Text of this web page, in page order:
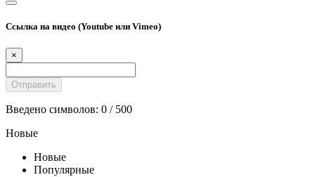
Ссылка на видео (Youtube или Vimeo)
×
Введено символов: 0 / 500
Новые
Новые
Популярные